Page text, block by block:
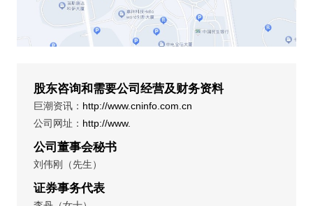
股东咨询和需要公司经营及财务资料
巨潮资讯： http://www.cninfo.com.cn
公司网址： http://www.
公司董事会秘书
刘伟刚（先生）
证券事务代表